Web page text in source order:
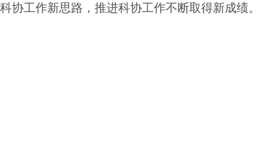
科协工作新思路，推进科协工作不断取得新成绩。